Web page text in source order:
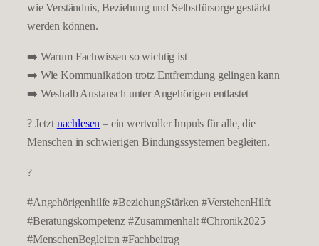
wie Verständnis, Beziehung und Selbstfürsorge gestärkt
werden können.
➡️ Warum Fachwissen so wichtig ist
➡️ Wie Kommunikation trotz Entfremdung gelingen kann
➡️ Weshalb Austausch unter Angehörigen entlastet
? Jetztnachlesen – ein wertvoller Impuls für alle, die
Menschen in schwierigen Bindungssystemen begleiten.
?
#Angehörigenhilfe #BeziehungStärken #VerstehenHilft
#Beratungskompetenz #Zusammenhalt #Chronik2025
#MenschenBegleiten #Fachbeitrag